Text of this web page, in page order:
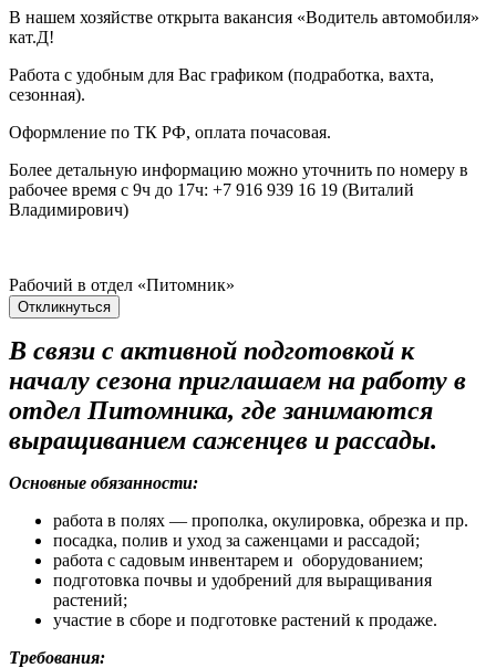
В нашем хозяйстве открыта вакансия «Водитель автомобиля»
кат.Д!
Работа с удобным для Вас графиком (подработка, вахта,
сезонная).
Оформление по ТК РФ, оплата почасовая.
Более детальную информацию можно уточнить по номеру в
рабочее время с 9ч до 17ч: +7 916 939 16 19 (Виталий
Владимирович)
Рабочий в отдел «Питомник»
Откликнуться
В связи с активной подготовкой к
началу сезона приглашаем на работу в
отдел Питомника, где занимаются
выращиванием саженцев и рассады.
Основные обязанности:
работа в полях — прополка, окулировка, обрезка и пр.
посадка, полив и уход за саженцами и рассадой;
работа с садовым инвентарем и оборудованием;
подготовка почвы и удобрений для выращивания
растений;
участие в сборе и подготовке растений к продаже.
Требования: